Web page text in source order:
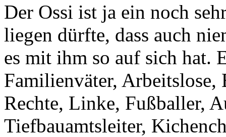
Der Ossi ist ja ein noch
liegen dürfte, dass auch
es mit ihm so auf sich hat.
Familienväter, Arbeitslose,
Rechte, Linke, Fußballer,
Tiefbauamtsleiter,